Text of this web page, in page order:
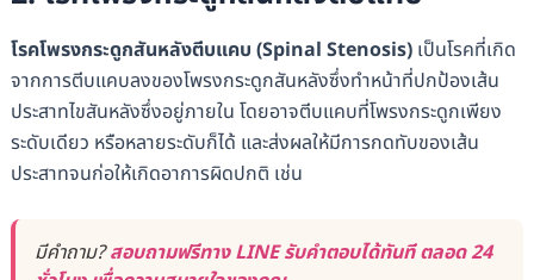
โรคโพรงกระดูกสันหลังตีบแคบ (Spinal Stenosis)เป็นโรคที่เกิด
จากการตีบแคบลงของโพรงกระดูกสันหลังซึ่งทำหน้าที่ปกป้องเส้น
ประสาทไขสันหลังซึ่งอยู่ภายใน โดยอาจตีบแคบที่โพรงกระดูกเพียง
ระดับเดียว หรือหลายระดับก็ได้ และส่งผลให้มีการกดทับของเส้น
ประสาทจนก่อให้เกิดอาการผิดปกติ เช่น
มีคำถาม?สอบถามฟรีทาง LINE รับคำตอบได้ทันที ตลอด 24